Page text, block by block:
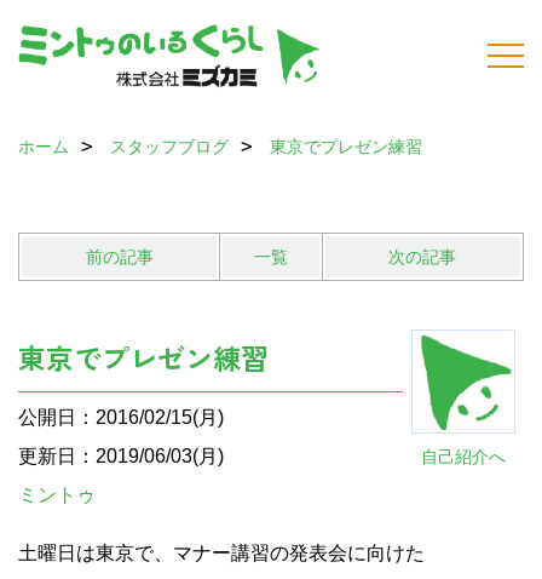
ホーム スタッフブログ 東京でプレゼン練習
前の記事 一覧 次の記事
自己紹介へ
東京でプレゼン練習
公開日：2016/02/15(月)
更新日：2019/06/03(月)
ミントゥ
土曜日は東京で、マナー講習の発表会に向けた